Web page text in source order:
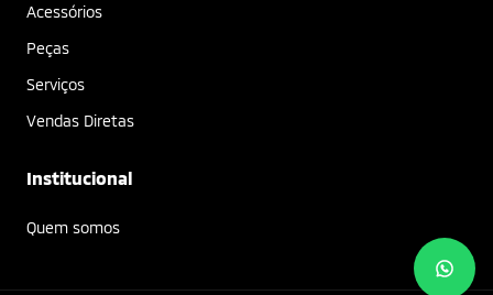
Acessórios
Peças
Serviços
Vendas Diretas
Institucional
Quem somos